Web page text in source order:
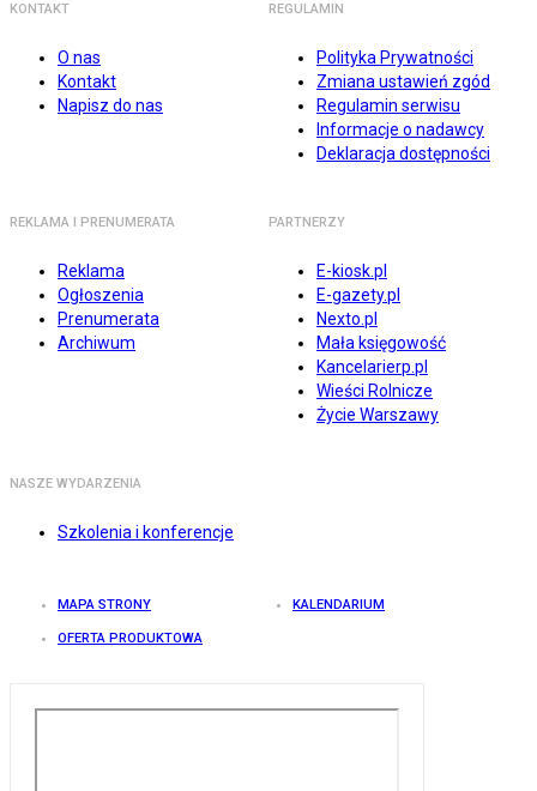
KONTAKT
O nas
Kontakt
Napisz do nas
REGULAMIN
Polityka Prywatności
Zmiana ustawień zgód
Regulamin serwisu
Informacje o nadawcy
Deklaracja dostępności
REKLAMA I PRENUMERATA
Reklama
Ogłoszenia
Prenumerata
Archiwum
PARTNERZY
E-kiosk.pl
E-gazety.pl
Nexto.pl
Mała księgowość
Kancelarierp.pl
Wieści Rolnicze
Życie Warszawy
NASZE WYDARZENIA
Szkolenia i konferencje
MAPA STRONY KALENDARIUM
OFERTA PRODUKTOWA